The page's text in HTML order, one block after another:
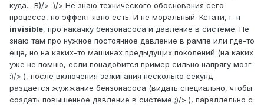
куда... B)/> :)/> Не знаю технического обоснования сего
процесса, но эффект явно есть. И не моральный. Кстати, г-н
invisible, про накачку бензонасоса и давление в системе. Не
знаю там про нужное постоянное давление в рампе или где-то
еще, но на каких-то машинах предыдущих поколений (на каких
уже не помню, если понадобится пример сильно напрягу мозг
:)/> ), после включения зажигания несколько секунд
раздается жужжание бензонасоса (видать специально, чтобы
создать повышенное давление в системе ;)/> ), параллельно с